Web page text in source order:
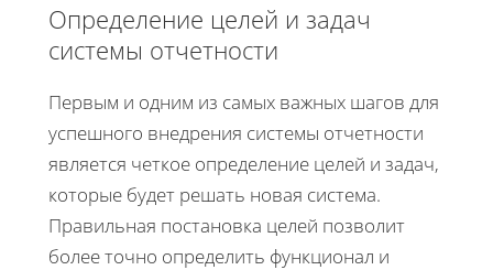
Определение целей и задач
системы отчетности
Первым и одним из самых важных шагов для
успешного внедрения системы отчетности
является четкое определение целей и задач,
которые будет решать новая система.
Правильная постановка целей позволит
более точно определить функционал и